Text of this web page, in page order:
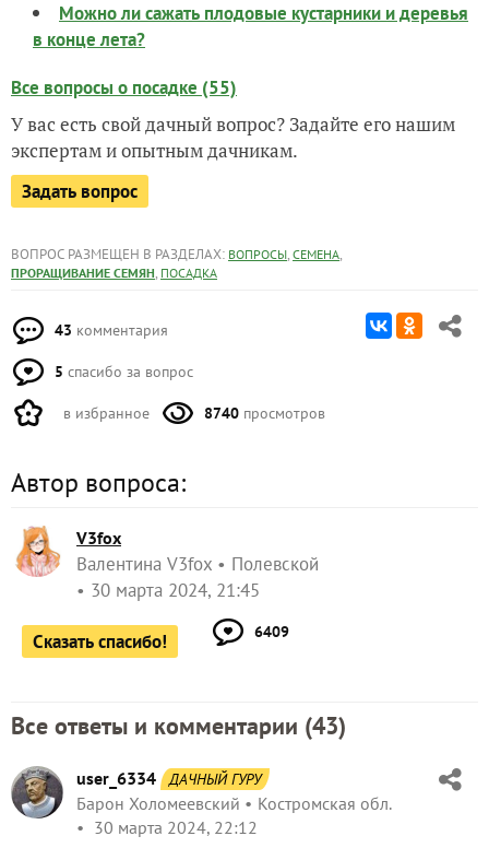
Можно ли сажать плодовые кустарники и деревья
в конце лета?
Все вопросы о посадке (55)
У вас есть свой дачный вопрос? Задайте его нашим
экспертам и опытным дачникам.
Задать вопрос
ВОПРОС РАЗМЕЩЕН В РАЗДЕЛАХ: ВОПРОСЫ, СЕМЕНА,
ПРОРАЩИВАНИЕ СЕМЯН, ПОСАДКА
43 комментария
5 спасибо за вопрос
в избранное 8740 просмотров
Автор вопроса:
V3fox
Валентина V3fox
Полевской
30 марта 2024, 21:45
Сказать спасибо! 6409
Все ответы и комментарии (43)
user_6334 ДАЧНЫЙ ГУРУ
Барон Холомеевский
Костромская обл.
30 марта 2024, 22:12